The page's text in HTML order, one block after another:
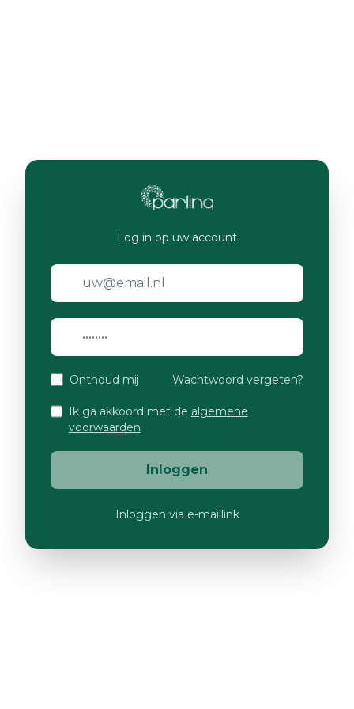
Log in op uw account
Onthoud mij Wachtwoord vergeten?
Ik ga akkoord met de algemene
voorwaarden
Inloggen
Inloggen via e-maillink